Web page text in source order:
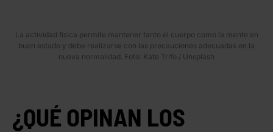
La actividad física permite mantener tanto el cuerpo como la mente en
buen estado y debe realizarse con las precauciones adecuadas en la
nueva normalidad. Foto: Kate Trifo / Unsplash
¿QUÉ OPINAN LOS